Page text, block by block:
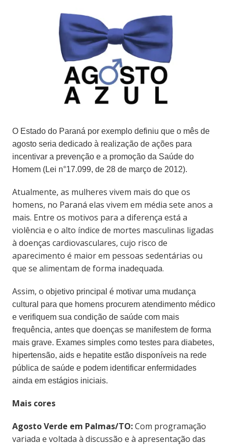
O Estado do Paraná por exemplo definiu que o mês de
agosto seria dedicado à realização de ações para
incentivar a prevenção e a promoção da Saúde do
Homem (Lei n°17.099, de 28 de março de 2012).
Atualmente, as mulheres vivem mais do que os
homens, no Paraná elas vivem em média sete anos a
mais. Entre os motivos para a diferença está a
violência e o alto índice de mortes masculinas ligadas
à doenças cardiovasculares, cujo risco de
aparecimento é maior em pessoas sedentárias ou
que se alimentam de forma inadequada.
Assim, o objetivo principal é motivar uma mudança
cultural para que homens procurem atendimento médico
e verifiquem sua condição de saúde com mais
frequência, antes que doenças se manifestem de forma
mais grave. Exames simples como testes para diabetes,
hipertensão, aids e hepatite estão disponíveis na rede
pública de saúde e podem identificar enfermidades
ainda em estágios iniciais.
Mais cores
Agosto Verde em Palmas/TO:Com programação
variada e voltada à discussão e à apresentação das